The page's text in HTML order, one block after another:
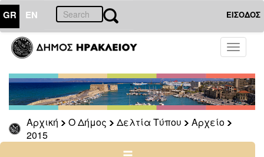
GR EN ΕΙΣΟΔΟΣ
Toggle
Αρχική Ο Δήμος Δελτία Τύπου
Αρχείο
2015
ΔΗΜΟΣ
Δελτία
Τύπου
Αρχείο
2026
2025